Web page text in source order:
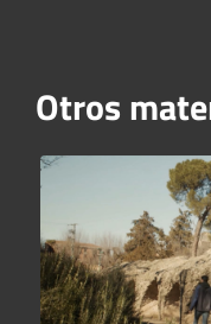
Otros